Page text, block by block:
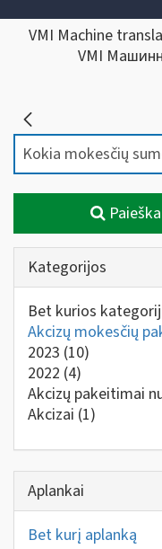
VMI Machine
VMI
Paieška
Kategorijos
Bet kurios
Akcizų mokesčių
2023 (10)
2022 (4)
Akcizų pakeitimai
Akcizai (1)
Aplankai
Bet kurį aplanką